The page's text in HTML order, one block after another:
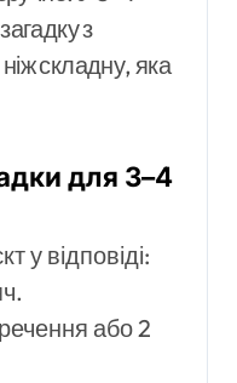
з
складну, яка
для 3–4
у відповіді:
або 2